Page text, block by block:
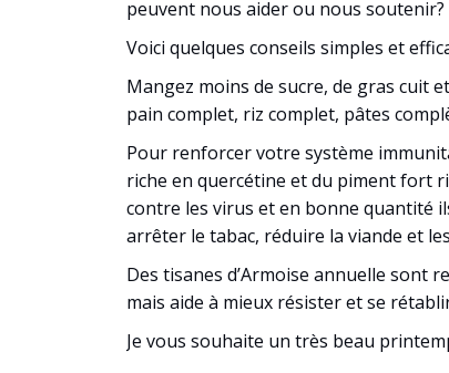
peuvent nous aider ou nous
Voici quelques conseils simples et
Mangez moins de sucre, de gras cuit
pain complet, riz complet, pâtes
Pour renforcer votre système
riche en quercétine et du piment fort
contre les virus et en bonne quantité
arrêter le tabac, réduire la viande et
Des tisanes d’Armoise annuelle sont
mais aide à mieux résister et se
Je vous souhaite un très beau